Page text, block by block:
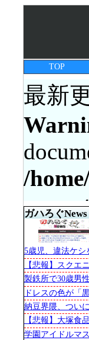
TOP
最新
/
/
on
ガハろぐ
5歳児、違法ケ
時に判別
【悲報】スクエ
期待を下回る売
製鉄所で30歳男
たところ鉄を溶
上）の中から人
ドレスの色が「
つあったやん？
を締めて裁判沙汰
納豆界隈、つい
する
【悲報】大塚食
異物混入を指摘
学園アイドルマ